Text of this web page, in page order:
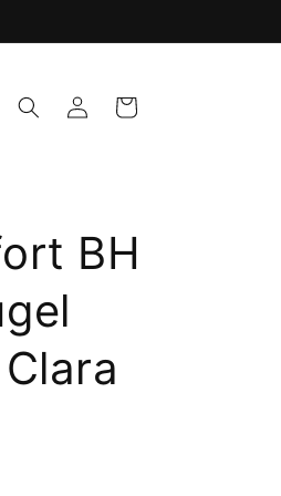
Inloggen
Winkelwagen
BH